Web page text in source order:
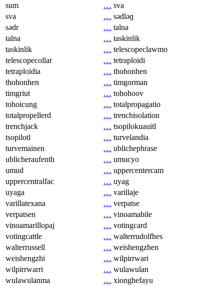
sum
… sva
sva
… sədləɡ
sədr
… talna
talna
… taskinlik
taskinlik
… telescopeclawmo
telescopecollar
… tetraploidi
tetraploidia
… thohonhen
thohonhen
… timgorman
timgriut
… tohohoov
tohoicung
… totalpropagatio
totalpropellerd
… trenchisolation
trenchjack
… tsopilokuauitl
tsopilotl
… turvelandia
turvemainen
… ublichephrase
ublicheraufenth
… umucyo
umud
… uppercentercam
uppercentralfac
… uyag
uyaga
… varillaje
varillatexana
… verpatse
verpatsen
… vinoamabile
vinoamarillopaj
… votingcard
votingcattle
… walterrudolfhes
walterrussell
… weishengzhen
weishengzhi
… wilpirrwari
wilpirrwarri
… wulawulan
wulawulanma
… xionghefayu